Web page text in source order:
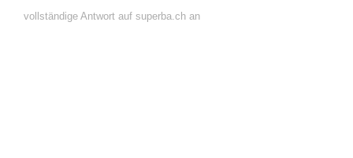
vollständige Antwort auf superba.ch an